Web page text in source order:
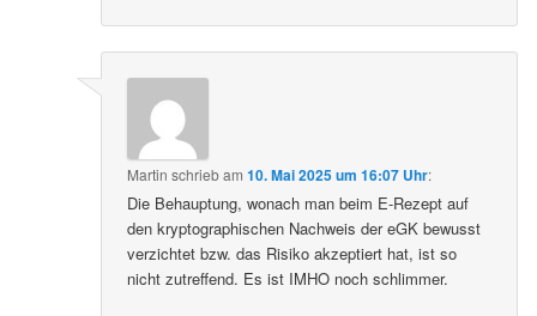
Martin schriebam10. Mai 2025 um 16:07 Uhr:
Die Behauptung, wonach man beim E-Rezept auf
den kryptographischen Nachweis der eGK bewusst
verzichtet bzw. das Risiko akzeptiert hat, ist so
nicht zutreffend. Es ist IMHO noch schlimmer.